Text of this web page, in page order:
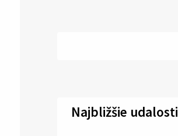
Najbližšie udalosti